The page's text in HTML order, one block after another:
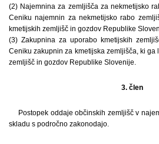
(2) Najemnina za zemljišča za nekmetijsko
Ceniku najemnin za nekmetijsko rabo
kmetijskih zemljišč in gozdov Republike
(3) Zakupnina za uporabo kmetijskih
Ceniku zakupnin za kmetijska zemljišča, ki ga
zemljišč in gozdov Republike Slovenije.
3. člen
Postopek oddaje občinskih zemljišč v
skladu s področno zakonodajo.